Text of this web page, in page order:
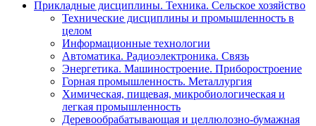
Прикладные дисциплины. Техника. Сельское хозяйство
Технические дисциплины и промышленность в
целом
Информационные технологии
Автоматика. Радиоэлектроника. Связь
Энергетика. Машиностроение. Приборостроение
Горная промышленность. Металлургия
Химическая, пищевая, микробиологическая и
легкая промышленность
Деревообрабатывающая и целлюлозно-бумажная